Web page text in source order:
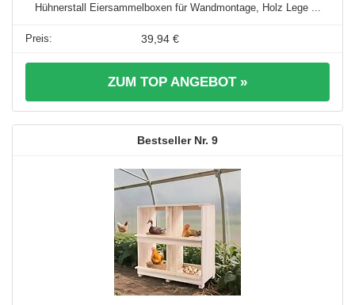
Hühnerstall Eiersammelboxen für Wandmontage, Holz Lege ...
39,94 €
ZUM TOP ANGEBOT »
9